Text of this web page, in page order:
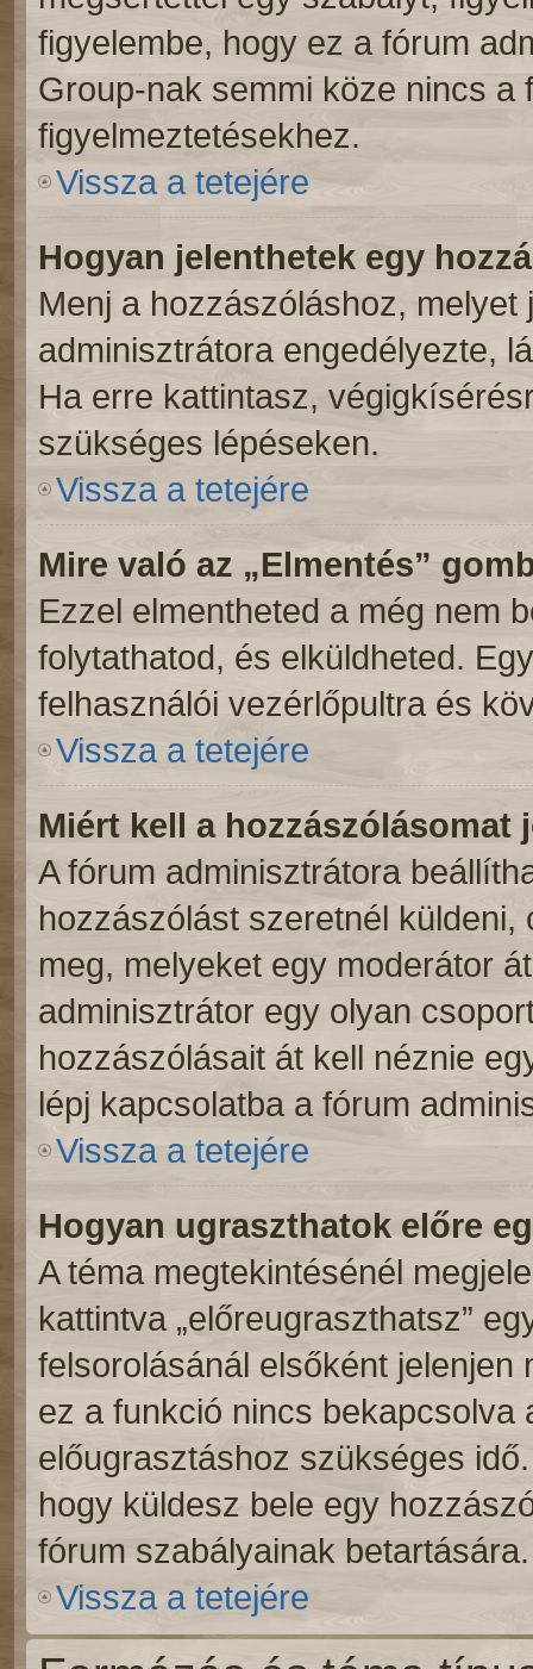
figyelembe, hogy ez a fórum
Group-nak semmi köze nincs a
figyelmeztetésekhez.
Vissza a tetejére
Hogyan jelenthetek egy
Menj a hozzászóláshoz,
adminisztrátora engedélyezte,
Ha erre kattintasz,
szükséges lépéseken.
Vissza a tetejére
Mire való az „Elmentés”
Ezzel elmentheted a még nem
folytathatod, és elküldheted.
felhasználói vezérlőpultra és
Vissza a tetejére
Miért kell a
A fórum adminisztrátora
hozzászólást szeretnél
meg, melyeket egy moderátor
adminisztrátor egy olyan
hozzászólásait át kell néznie
lépj kapcsolatba a fórum
Vissza a tetejére
Hogyan ugraszthatok előre
A téma megtekintésénél
kattintva „előreugraszthatsz”
felsorolásánál elsőként
ez a funkció nincs bekapcsolva
előugrasztáshoz szükséges
hogy küldesz bele egy
fórum szabályainak betartására.
Vissza a tetejére